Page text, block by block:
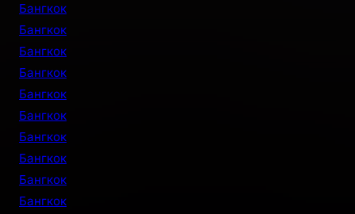
Бангкок
Бангкок
Бангкок
Бангкок
Бангкок
Бангкок
Бангкок
Бангкок
Бангкок
Бангкок